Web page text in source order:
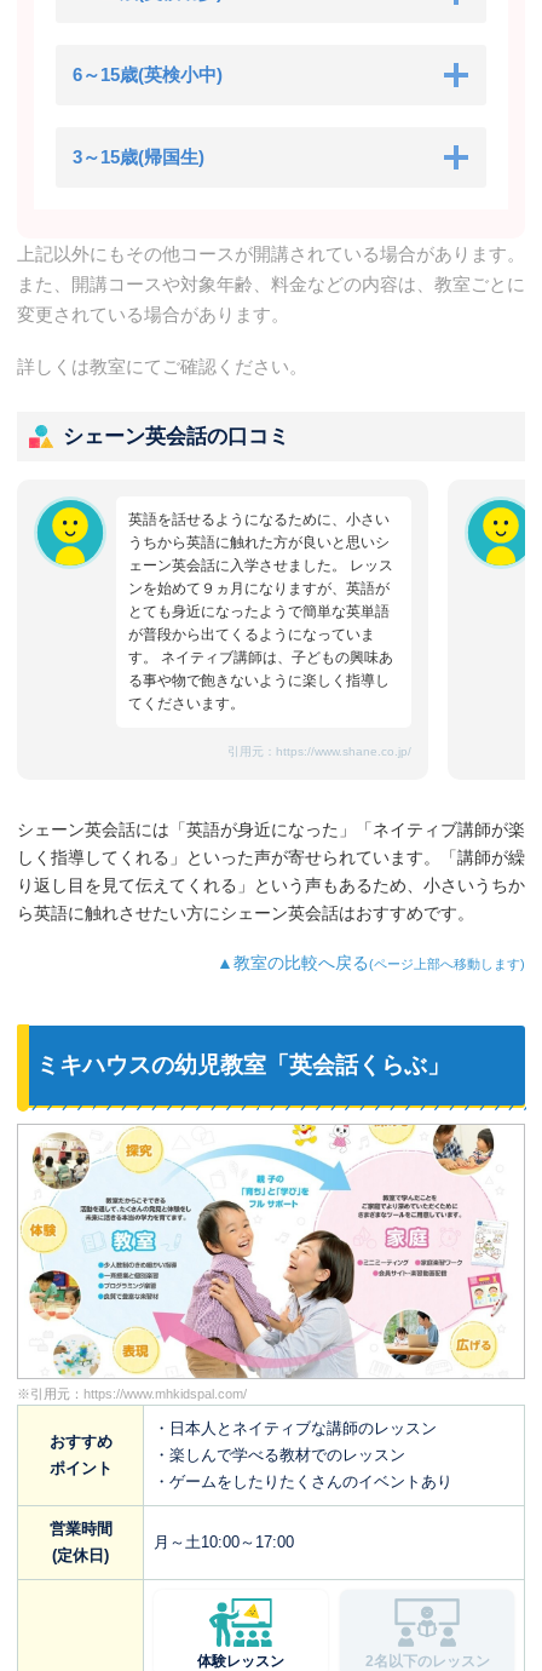
6～15歳(英検小中)
3～15歳(帰国生)
上記以外にもその他コースが開講されている場合があります。
また、開講コースや対象年齢、料金などの内容は、教室ごとに
変更されている場合があります。
詳しくは教室にてご確認ください。
シェーン英会話の口コミ
英語を話せるようになるために、小さい
うちから英語に触れた方が良いと思いシ
ェーン英会話に入学させました。 レッス
ンを始めて９ヵ月になりますが、英語が
とても身近になったようで簡単な英単語
が普段から出てくるようになっていま
す。 ネイティブ講師は、子どもの興味あ
る事や物で飽きないように楽しく指導し
てくださいます。
引用元： https://www.shane.co.jp/
シェーン英会話には「英語が身近になった」「ネイティブ講師が楽
しく指導してくれる」といった声が寄せられています。「講師が繰
り返し目を見て伝えてくれる」という声もあるため、小さいうちか
ら英語に触れさせたい方にシェーン英会話はおすすめです。
▲教室の比較へ戻る(ページ上部へ移動します)
ミキハウスの幼児教室「英会話くらぶ」
※引用元： https://www.mhkidspal.com/
おすすめ
ポイント
・日本人とネイティブな講師のレッスン
・楽しんで学べる教材でのレッスン
・ゲームをしたりたくさんのイベントあり
営業時間
(定休日)
月～土10:00～17:00
体験レッスン 2名以下のレッスン